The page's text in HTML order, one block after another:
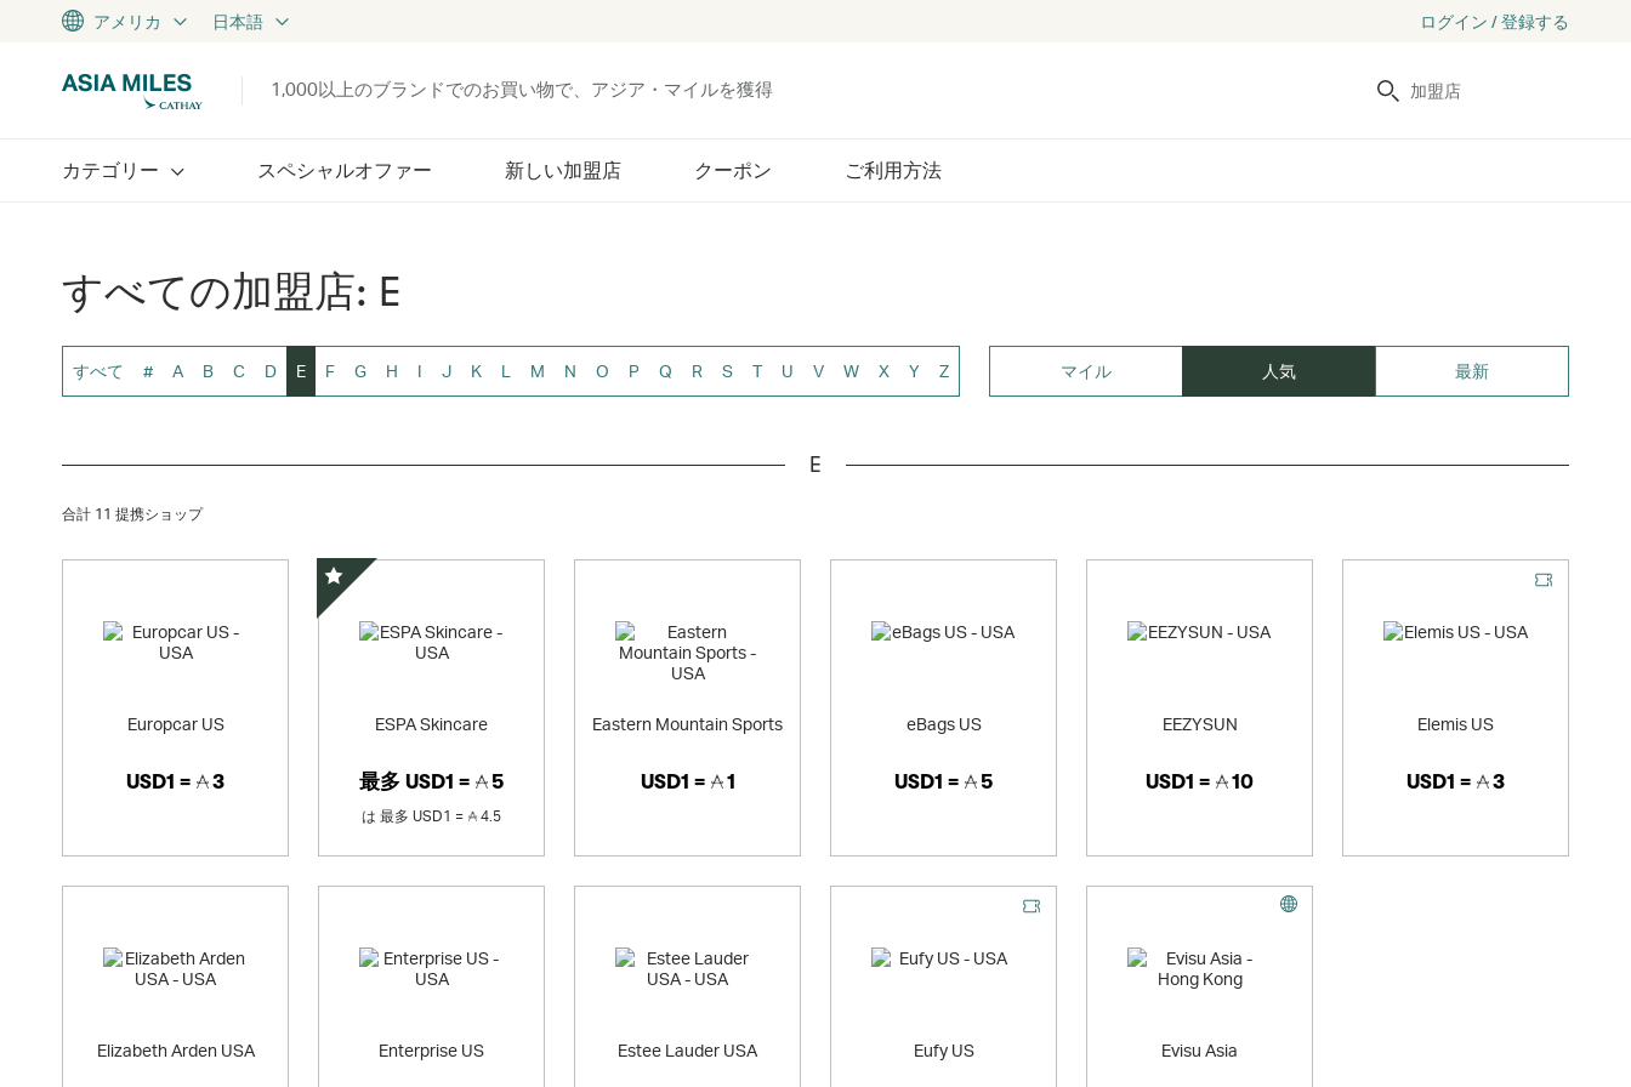
アメリカ 日本語 ログイン / 登録する
1,000以上のブランドでのお買い物で、アジア・マイルを獲得 検索
カテゴリー スペシャルオファー 新しい加盟店 クーポン ご利用方法
すべての加盟店: E
すべて # A B C D E F G H I J K L M N O P Q R S T U V W X Y Z マイル 人気 最新
E
合計 11 提携ショップ
Europcar US
USD1 = 3
ESPA Skincare
最多 USD1 = 5
は 最多 USD1 = 4.5
スペシャルオファー
Eastern Mountain Sports
USD1 = 1
eBags US
USD1 = 5
EEZYSUN
USD1 = 10
Elemis US
USD1 = 3
Elizabeth Arden USA Enterprise US Estee Lauder USA Eufy US Evisu Asia